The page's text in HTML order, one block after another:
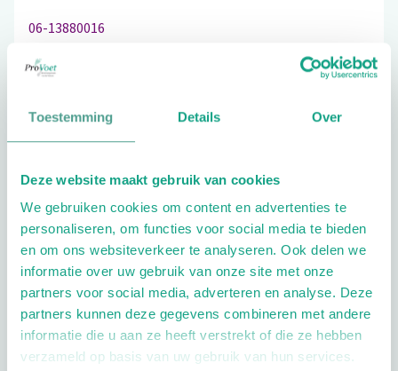
Toestemming Details Over
Deze website maakt gebruik van cookies
We gebruiken cookies om content en advertenties te
personaliseren, om functies voor social media te bieden
en om ons websiteverkeer te analyseren. Ook delen we
informatie over uw gebruik van onze site met onze
partners voor social media, adverteren en analyse. Deze
partners kunnen deze gegevens combineren met andere
informatie die u aan ze heeft verstrekt of die ze hebben
verzameld op basis van uw gebruik van hun services.
06-13880016
Schrijf ook een review
Extra opties